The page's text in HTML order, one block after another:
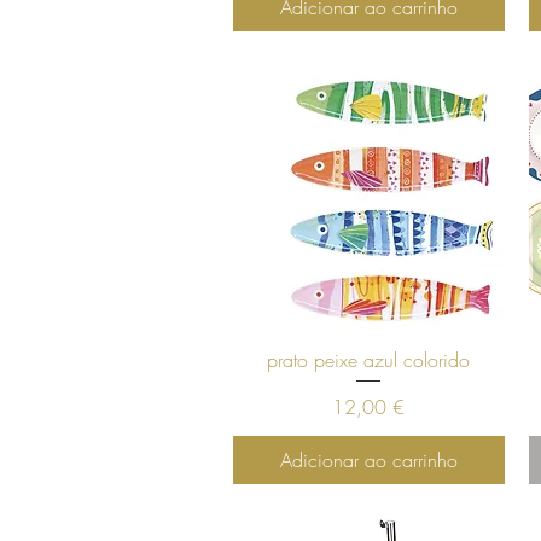
Adicionar ao carrinho
Visualização rápida
prato peixe azul colorido
Preço
12,00 €
Adicionar ao carrinho